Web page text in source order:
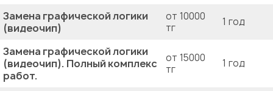
Замена графической логики
(видеочип)
от 10000
тг
1 год
Замена графической логики
(видеочип). Полный комплекс
работ.
от 15000
тг
1 год